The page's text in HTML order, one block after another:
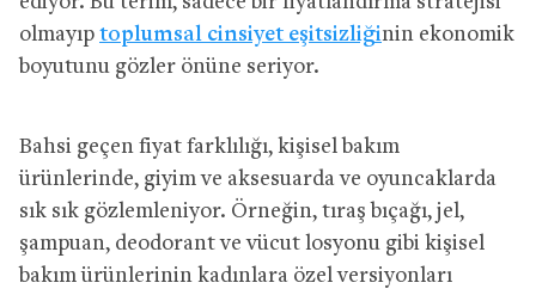
olmayıp toplumsal cinsiyet eşitsizliğinin ekonomik
boyutunu gözler önüne seriyor.
Bahsi geçen fiyat farklılığı, kişisel bakım
ürünlerinde, giyim ve aksesuarda ve oyuncaklarda
sık sık gözlemleniyor. Örneğin, tıraş bıçağı, jel,
şampuan, deodorant ve vücut losyonu gibi kişisel
bakım ürünlerinin kadınlara özel versiyonları